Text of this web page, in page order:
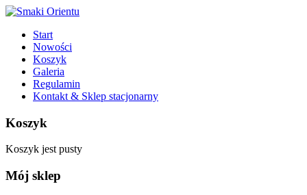
Start
Nowości
Koszyk
Galeria
Regulamin
Kontakt & Sklep stacjonarny
Koszyk
Koszyk jest pusty
Mój sklep